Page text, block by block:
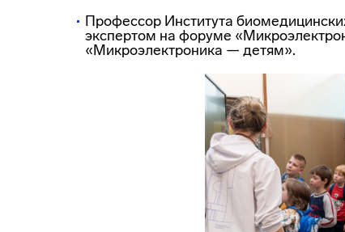
Профессор Института
экспертом на форуме
«Микроэлектроника — детям».